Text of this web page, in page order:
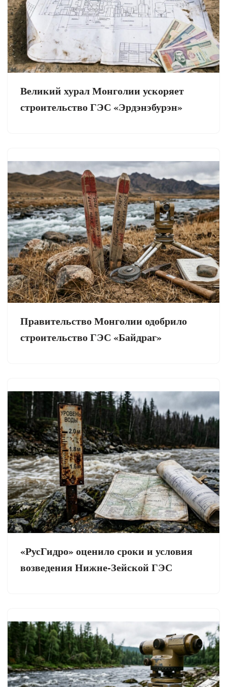
Великий хурал Монголии ускоряет
строительство ГЭС «Эрдэнэбурэн»
Правительство Монголии одобрило
строительство ГЭС «Байдраг»
«РусГидро» оценило сроки и условия
возведения Нижне-Зейской ГЭС